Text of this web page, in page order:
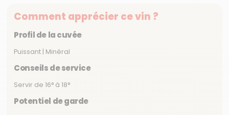
Comment apprécier ce vin ?
Profil de la cuvée
Puissant | Minéral
Conseils de service
Servir de 16° à 18°
Potentiel de garde